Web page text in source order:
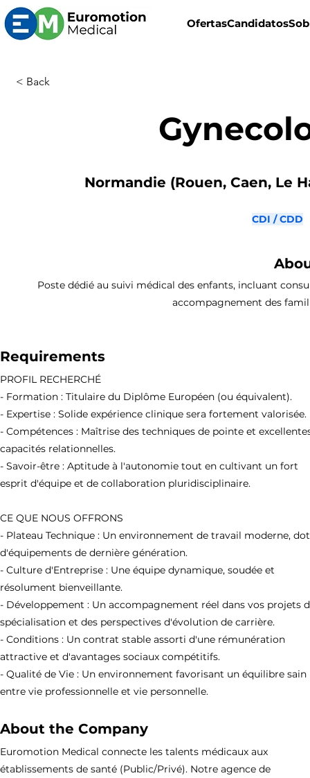
OfertasCandidatos
< Back
Normandie (Rouen, Caen, Le
CDI / CDD
Poste dédié au suivi médical des enfants, incluant
accompagnement des
Requirements
PROFIL RECHERCHÉ
- Formation : Titulaire du Diplôme Européen (ou équivalent).
- Expertise : Solide expérience clinique sera fortement valorisée.
- Compétences : Maîtrise des techniques de pointe et
capacités relationnelles.
- Savoir-être : Aptitude à l'autonomie tout en cultivant un fort
esprit d'équipe et de collaboration pluridisciplinaire.
CE QUE NOUS OFFRONS
- Plateau Technique : Un environnement de travail moderne,
d'équipements de dernière génération.
- Culture d'Entreprise : Une équipe dynamique, soudée et
résolument bienveillante.
- Développement : Un accompagnement réel dans vos projets
spécialisation et des perspectives d'évolution de carrière.
- Conditions : Un contrat stable assorti d'une rémunération
attractive et d'avantages sociaux compétitifs.
- Qualité de Vie : Un environnement favorisant un équilibre sain
entre vie professionnelle et vie personnelle.
About the Company
Euromotion Medical connecte les talents médicaux aux
établissements de santé (Public/Privé). Notre agence de